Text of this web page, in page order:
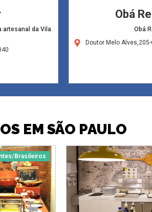
artesanal da Vila
Obá
Obá
Doutor Melo
EM SÃO PAULO
Brasileiros